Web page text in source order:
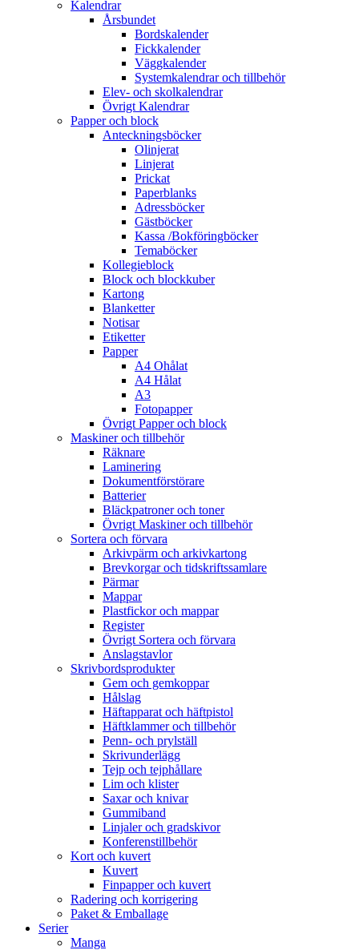
Kalendrar
Årsbundet
Bordskalender
Fickkalender
Väggkalender
Systemkalendrar och tillbehör
Elev- och skolkalendrar
Övrigt Kalendrar
Papper och block
Anteckningsböcker
Olinjerat
Linjerat
Prickat
Paperblanks
Adressböcker
Gästböcker
Kassa /Bokföringböcker
Temaböcker
Kollegieblock
Block och blockkuber
Kartong
Blanketter
Notisar
Etiketter
Papper
A4 Ohålat
A4 Hålat
A3
Fotopapper
Övrigt Papper och block
Maskiner och tillbehör
Räknare
Laminering
Dokumentförstörare
Batterier
Bläckpatroner och toner
Övrigt Maskiner och tillbehör
Sortera och förvara
Arkivpärm och arkivkartong
Brevkorgar och tidskriftssamlare
Pärmar
Mappar
Plastfickor och mappar
Register
Övrigt Sortera och förvara
Anslagstavlor
Skrivbordsprodukter
Gem och gemkoppar
Hålslag
Häftapparat och häftpistol
Häftklammer och tillbehör
Penn- och prylställ
Skrivunderlägg
Tejp och tejphållare
Lim och klister
Saxar och knivar
Gummiband
Linjaler och gradskivor
Konferenstillbehör
Kort och kuvert
Kuvert
Finpapper och kuvert
Radering och korrigering
Paket & Emballage
Serier
Manga